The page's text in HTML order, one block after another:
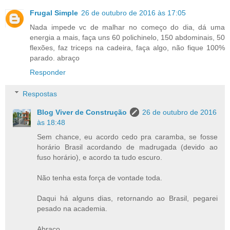
Frugal Simple 26 de outubro de 2016 às 17:05
Nada impede vc de malhar no começo do dia, dá uma
energia a mais, faça uns 60 polichinelo, 150 abdominais, 50
flexões, faz triceps na cadeira, faça algo, não fique 100%
parado. abraço
Responder
Respostas
Blog Viver de Construção
26 de outubro de 2016
às 18:48
Sem chance, eu acordo cedo pra caramba, se fosse
horário Brasil acordando de madrugada (devido ao
fuso horário), e acordo ta tudo escuro.
Não tenha esta força de vontade toda.
Daqui há alguns dias, retornando ao Brasil, pegarei
pesado na academia.